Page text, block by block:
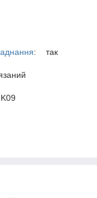
: так